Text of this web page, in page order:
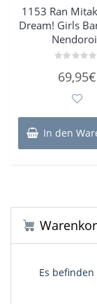
1153 Ran
Dream! Girls
mit
69,95€
In den
Es